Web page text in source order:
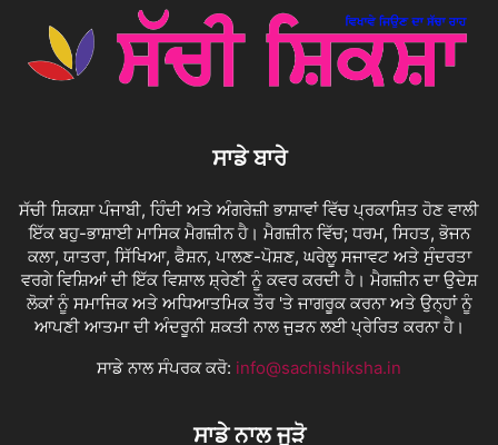
ਸਾਡੇ ਬਾਰੇ
ਸੱਚੀ ਸ਼ਿਕਸ਼ਾ ਪੰਜਾਬੀ, ਹਿੰਦੀ ਅਤੇ ਅੰਗਰੇਜ਼ੀ ਭਾਸ਼ਾਵਾਂ ਵਿੱਚ ਪ੍ਰਕਾਸ਼ਿਤ ਹੋਣ ਵਾਲੀ
ਇੱਕ ਬਹੁ-ਭਾਸ਼ਾਈ ਮਾਸਿਕ ਮੈਗਜ਼ੀਨ ਹੈ। ਮੈਗਜ਼ੀਨ ਵਿੱਚ; ਧਰਮ, ਸਿਹਤ, ਭੋਜਨ
ਕਲਾ, ਯਾਤਰਾ, ਸਿੱਖਿਆ, ਫੈਸ਼ਨ, ਪਾਲਣ-ਪੋਸ਼ਣ, ਘਰੇਲੂ ਸਜਾਵਟ ਅਤੇ ਸੁੰਦਰਤਾ
ਵਰਗੇ ਵਿਸ਼ਿਆਂ ਦੀ ਇੱਕ ਵਿਸ਼ਾਲ ਸ਼੍ਰੇਣੀ ਨੂੰ ਕਵਰ ਕਰਦੀ ਹੈ। ਮੈਗਜ਼ੀਨ ਦਾ ਉਦੇਸ਼
ਲੋਕਾਂ ਨੂੰ ਸਮਾਜਿਕ ਅਤੇ ਅਧਿਆਤਮਿਕ ਤੌਰ 'ਤੇ ਜਾਗਰੂਕ ਕਰਨਾ ਅਤੇ ਉਨ੍ਹਾਂ ਨੂੰ
ਆਪਣੀ ਆਤਮਾ ਦੀ ਅੰਦਰੂਨੀ ਸ਼ਕਤੀ ਨਾਲ ਜੁੜਨ ਲਈ ਪ੍ਰੇਰਿਤ ਕਰਨਾ ਹੈ।
ਸਾਡੇ ਨਾਲ ਸੰਪਰਕ ਕਰੋ: info@sachishiksha.in
ਸਾਡੇ ਨਾਲ ਜੁੜੋ